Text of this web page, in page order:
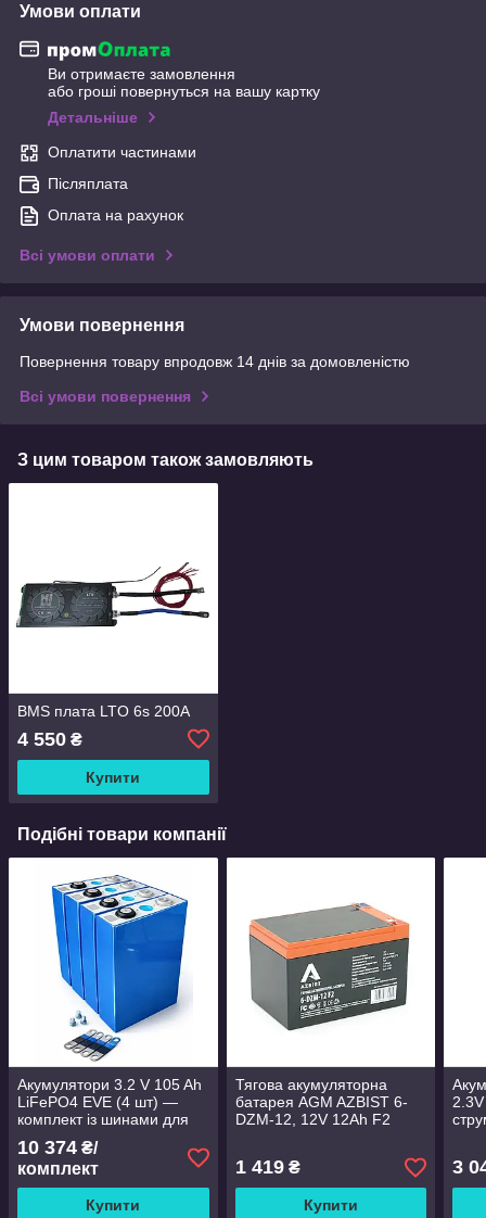
Умови оплати
Ви отримаєте замовлення
або гроші повернуться на вашу картку
Детальніше
Оплатити частинами
Післяплата
Оплата на рахунок
Всі умови оплати
Умови повернення
Повернення товару впродовж 14 днів за домовленістю
Всі умови повернення
З цим товаром також замовляють
BMS плата LTO 6s 200A
4 550 ₴
Купити
Подібні товари компанії
Акумулятори 3.2 V 105 Ah
LiFePO4 EVE (4 шт) —
комплект із шинами для
СЕС та інверторів
10 374 ₴/
комплект
Купити
Тягова акумуляторна
батарея AGM AZBIST 6-
DZM-12, 12V 12Ah F2
1 419₴
Купити
3